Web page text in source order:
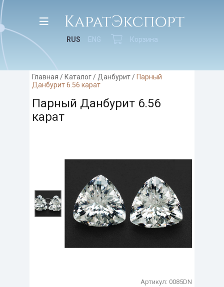
RUS ENG Корзина
Главная /Каталог/ Данбурит/Парный
Данбурит 6.56 карат
Парный Данбурит 6.56
карат
Артикул: 0085DN